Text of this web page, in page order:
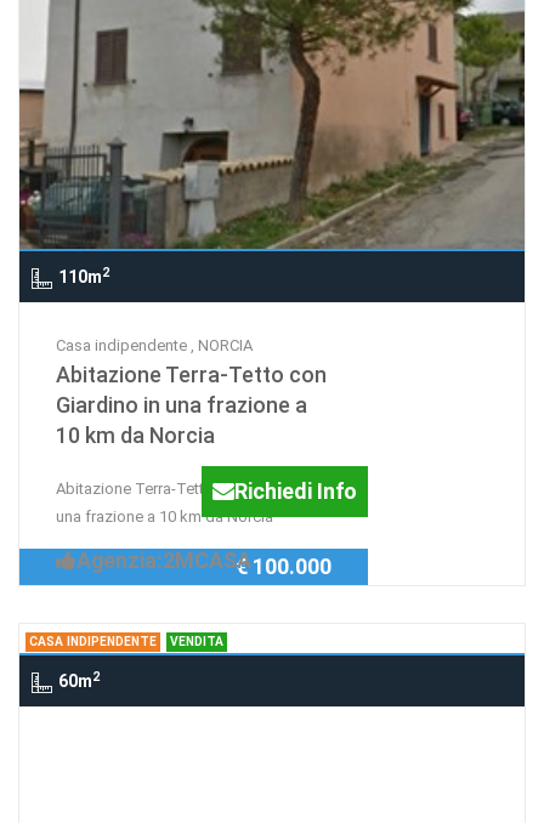
110m2
Casa indipendente , NORCIA
Abitazione Terra-Tetto con
Giardino in una frazione a
10 km da Norcia
Abitazione Terra-Tetto con Giardino in
una frazione a 10 km da Norcia
Richiedi Info
Agenzia:2MCASA€ 100.000
CASA INDIPENDENTE VENDITA
60m2